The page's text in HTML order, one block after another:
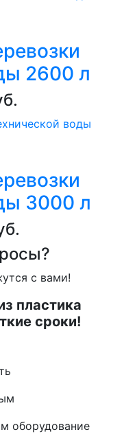
2600 л
3000 л
с вами!
пластика
сроки!
оборудование